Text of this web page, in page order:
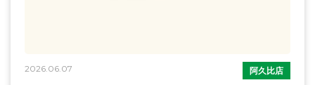
2026.06.07 阿久比店